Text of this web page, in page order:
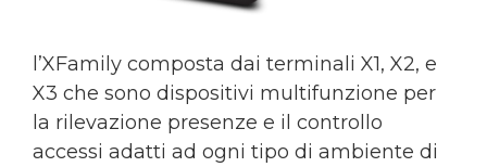
l’XFamily composta dai terminali X1, X2, e
X3 che sono dispositivi multifunzione per
la rilevazione presenze e il controllo
accessi adatti ad ogni tipo di ambiente di